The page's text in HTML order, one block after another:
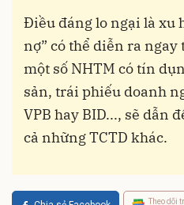
Điều đáng lo ngại là xu
nợ” có thể diễn ra
một số NHTM có tín
sản, trái phiếu doanh
VPB hay BID..., sẽ dẫn
cả những TCTD khác.
Theo dõi